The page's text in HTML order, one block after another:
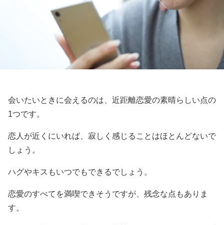
会いたいときに会えるのは、近距離恋愛の素晴らしい点の
1つです。
恋人が近くにいれば、寂しく感じることはほとんどないで
しょう。
ハグやキスもいつでもできるでしょう。
恋愛のすべてを満喫できそうですが、残念な点もありま
す。